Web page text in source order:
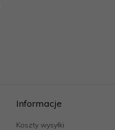
Informacje
Koszty wysyłki